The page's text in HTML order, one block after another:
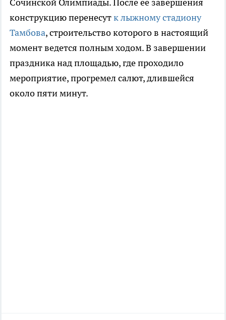
конструкцию перенесутк лыжному стадиону
Тамбова, строительство которого в настоящий
момент ведется полным ходом. В завершении
праздника над площадью, где проходило
мероприятие, прогремел салют, длившейся
около пяти минут.